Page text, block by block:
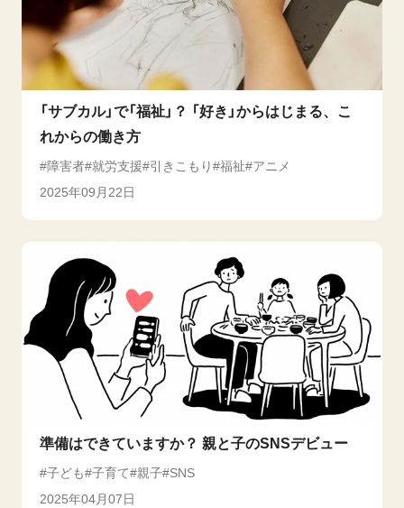
「サブカル」で「福祉」？ 「好き」からはじまる、こ
れからの働き方
障害者 就労支援 引きこもり 福祉
アニメ
2025年09月22日
準備はできていますか？ 親と子のSNSデビュー
子ども 子育て 親子
SNS
2025年04月07日